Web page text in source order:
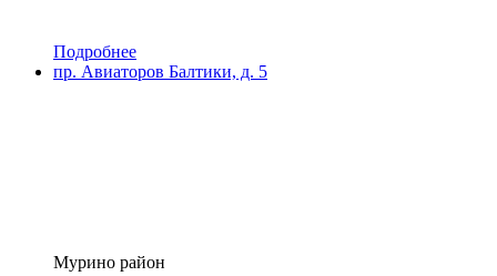
Подробнее
пр. Авиаторов Балтики, д. 5
Мурино район